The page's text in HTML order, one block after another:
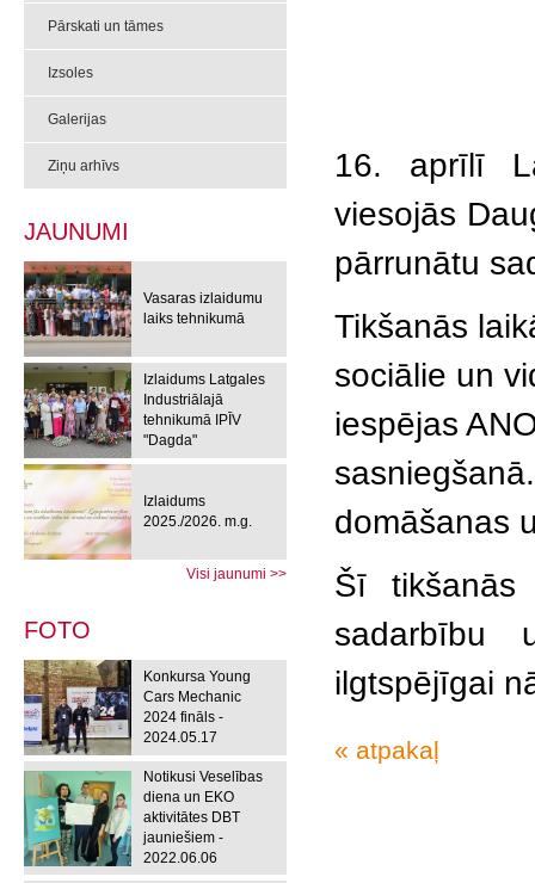
Pārskati un tāmes
Izsoles
Galerijas
Ziņu arhīvs
JAUNUMI
Vasaras izlaidumu
laiks tehnikumā
Izlaidums Latgales
Industriālajā
tehnikumā IPĪV
"Dagda"
Izlaidums
2025./2026. m.g.
Visi jaunumi >>
FOTO
Konkursa Young
Cars Mechanic
2024 fināls -
2024.05.17
Notikusi Veselības
diena un EKO
aktivitātes DBT
jauniešiem -
2022.06.06
16. aprīlī
viesojās
pārrunātu
Tikšanās
sociālie un
iespējas
domāšanas
Šī
sadarbību
ilgtspējīgai
« atpakaļ